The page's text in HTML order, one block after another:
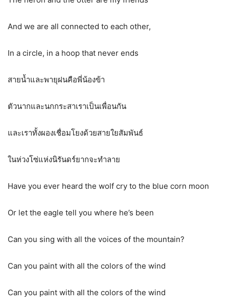
And we are all connected to each other,
In a circle, in a hoop that never ends
สายน้ำและพายุฝนคือพี่น้องข้า
ตัวนากและนกกระสาเราเป็นเพื่อนกัน
และเราทั้งผองเชื่อมโยงด้วยสายใยสัมพันธ์
ในห่วงโซ่แห่งนิรันดร์ยากจะทำลาย
Have you ever heard the wolf cry to the blue corn moon
Or let the eagle tell you where he’s been
Can you sing with all the voices of the mountain?
Can you paint with all the colors of the wind
Can you paint with all the colors of the wind